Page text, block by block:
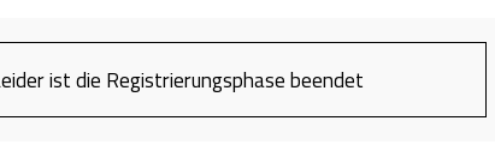
ist die Registrierungsphase beendet